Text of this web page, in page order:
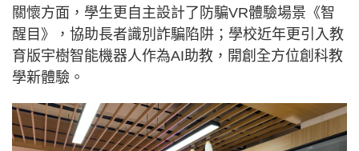
關懷方面，學生更自主設計了防騙VR體驗場景《智
醒目》，協助長者識別詐騙陷阱；學校近年更引入教
育版宇樹智能機器人作為AI助教，開創全方位創科教
學新體驗。